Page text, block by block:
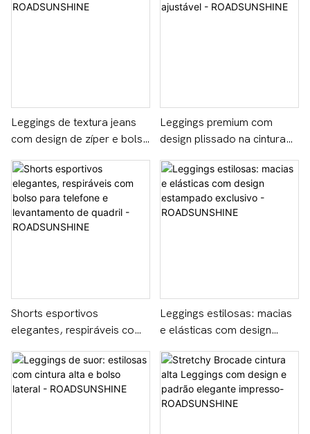
Leggings de textura jeans
com design de zíper e bolso
Leggings premium com
design plissado na cintura
ROADSUNSHINE
Shorts esportivos
elegantes, respiráveis ​​com
levantamento de quadril -
ROADSUNSHINE
Leggings estilosas: macias
e elásticas com design
ROADSUNSHINE